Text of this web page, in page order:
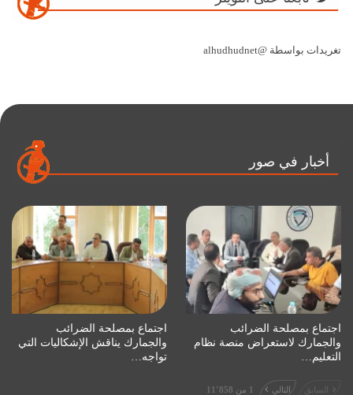
تغريدات بواسطة @alhudhudnet
أخبار في صور
اجتماع بمصلحة الضرائب
والجمارك لاستعراض منصة نظام
التعليم…
اجتماع بمصلحة الضرائب
والجمارك يناقش الإشكاليات التي
تواجه…
السابق التالي 1 من 11٬858